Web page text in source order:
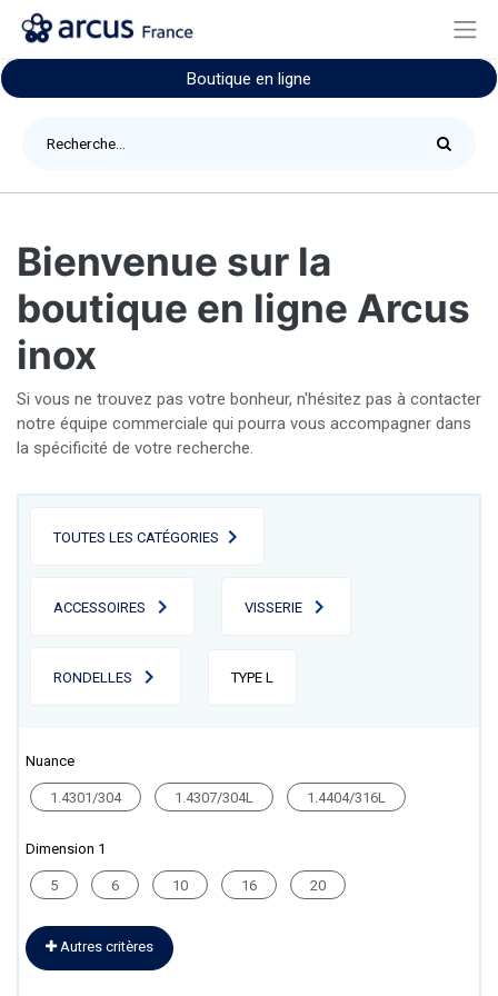
Boutique en ligne
Bienvenue sur la
boutique en ligne Arcus
inox
Si vous ne trouvez pas votre bonheur, n'hésitez pas à contacter
notre équipe commerciale qui pourra vous accompagner dans
la spécificité de votre recherche.
TOUTES LES CATÉGORIES
ACCESSOIRES VISSERIE
RONDELLES TYPE L
Nuance
1.4301/304 1.4307/304L 1.4404/316L
Dimension 1
5 6 10 16 20
Autres critères